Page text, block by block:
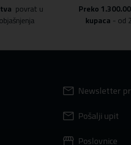
povrat u
Preko
kupaca - od
Newsletter
Pošalji upit
Poslovnice